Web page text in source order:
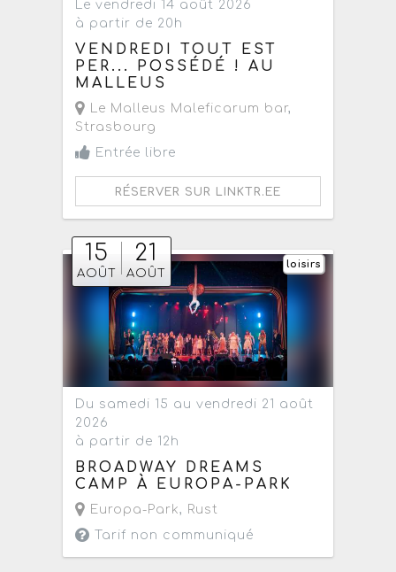
Le vendredi 14 août 2026
à partir de 20h
VENDREDI TOUT EST
PER... POSSÉDÉ ! AU
MALLEUS
Le Malleus Maleficarum bar,
Strasbourg
Entrée libre
RÉSERVER SUR LINKTR.EE
15
AOÛT
21
AOÛT
loisirs
Du samedi 15 au vendredi 21 août
2026
à partir de 12h
BROADWAY DREAMS
CAMP À EUROPA-PARK
Europa-Park, Rust
Tarif non communiqué